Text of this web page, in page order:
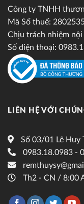
Công ty TNHH
Mã Số thuế:
Chịu trách nhiệm nội
Số điện thoại:
LIÊN HỆ VỚI
Số 03/01 Lê Huy
0983.18.0983 -
Th2 - CN / 8:00